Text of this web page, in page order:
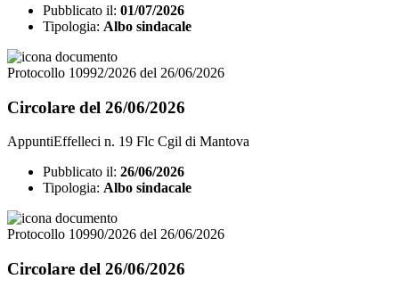
Pubblicato il: 01/07/2026
Tipologia: Albo sindacale
Protocollo 10992/2026 del 26/06/2026
Circolare del 26/06/2026
AppuntiEffelleci n. 19 Flc Cgil di Mantova
Pubblicato il: 26/06/2026
Tipologia: Albo sindacale
Protocollo 10990/2026 del 26/06/2026
Circolare del 26/06/2026